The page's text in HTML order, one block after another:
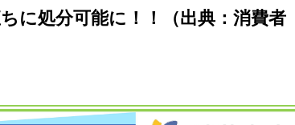
に処分可能に！！（出典：消費者